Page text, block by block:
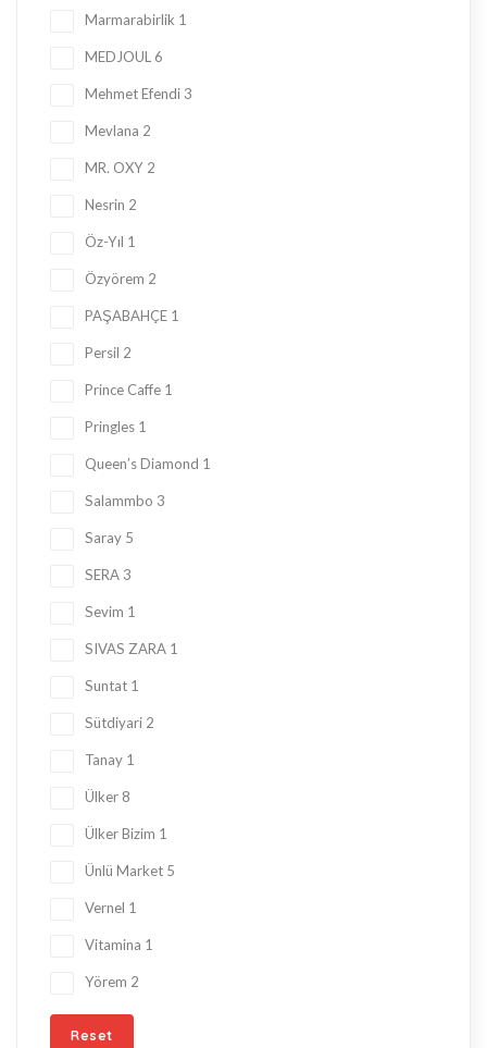
Marmarabirlik 1
MEDJOUL 6
Mehmet Efendi 3
Mevlana 2
MR. OXY 2
Nesrin 2
Öz-Yıl 1
Özyörem 2
PAŞABAHÇE 1
Persil 2
Prince Caffe 1
Pringles 1
Queen’s Diamond 1
Salammbo 3
Saray 5
SERA 3
Sevim 1
SIVAS ZARA 1
Suntat 1
Sütdiyari 2
Tanay 1
Ülker 8
Ülker Bizim 1
Ünlü Market 5
Vernel 1
Vitamina 1
Yörem 2
Reset